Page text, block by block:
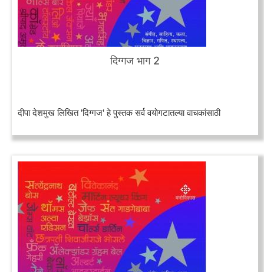
दिग्गज भाग 2
दीपा देशमुख लिखित 'दिग्गज' हे पुस्तक सर्व वयोगटातल्या वाचकांसाठी